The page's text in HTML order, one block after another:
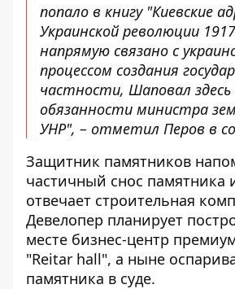
попало в книгу "Киевские
Украинской революции
напрямую связано с
процессом создания
частности, Шаповал здесь
обязанности министра
УНР", – отметил Перов в
Защитник памятников
частичный снос памятника
отвечает строительная
Девелопер планирует
месте бизнес-центр
"Reitar hall", а ныне
памятника в суде.